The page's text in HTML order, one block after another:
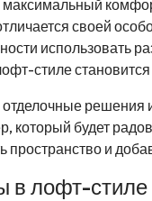
своей
использовать
стиле
который будет
пространство и
в лофт-стиле